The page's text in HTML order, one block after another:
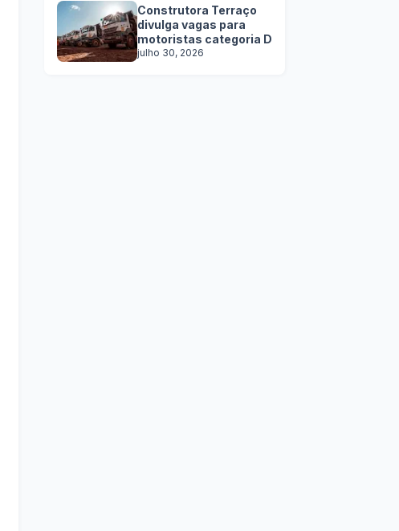
Construtora Terraço
divulga vagas para
motoristas categoria D
julho 30, 2026